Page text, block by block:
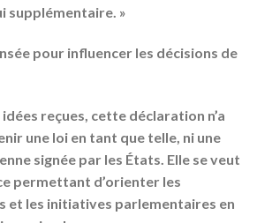
supplémentaire. »
pour influencer les décisions de
reçues, cette déclaration n’a
une loi en tant que telle, ni une
signée par les États. Elle se veut
permettant d’orienter les
et les initiatives parlementaires en